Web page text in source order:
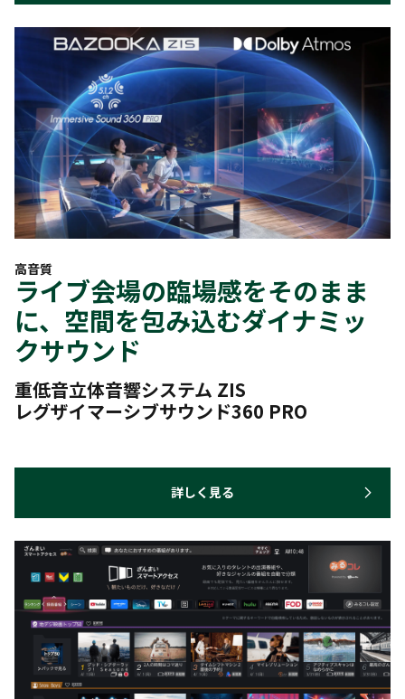
高音質
ライブ会場の臨場感をそのまま
に、空間を包み込むダイナミッ
クサウンド
重低音立体音響システム ZIS
レグザイマーシブサウンド360 PRO
詳しく見る